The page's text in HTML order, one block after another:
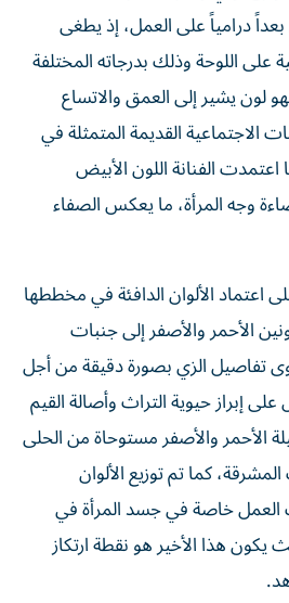
درامياً على العمل، إذ يطغى
على اللوحة وذلك بدرجاته المختلفة
لون يشير إلى العمق والاتساع
الاجتماعية القديمة المتمثلة في
الفنانة اللون الأبيض
وجه المرأة، ما يعكس الصفاء
الألوان الدافئة في مخططها
الأحمر والأصفر إلى جنبات
تفاصيل الزي بصورة دقيقة من أجل
إبراز حيوية التراث وأصالة القيم
الأحمر والأصفر مستوحاة من الحلى
كما تم توزيع الألوان
العمل خاصة في جسد المرأة في
يكون هذا الأخير هو نقطة ارتكاز